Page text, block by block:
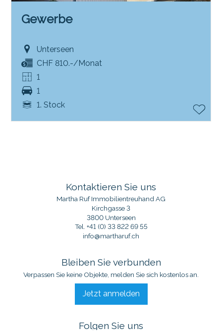
Gewerbe
Unterseen
CHF 810.-/Monat
1
1
1. Stock
Kontaktieren Sie uns
Martha Ruf Immobilientreuhand AG
Kirchgasse 3
3800 Unterseen
Tel. +41 (0) 33 822 69 55
info@martharuf.ch
Bleiben Sie verbunden
Verpassen Sie keine Objekte, melden Sie sich kostenlos an.
Jetzt anmelden
Folgen Sie uns